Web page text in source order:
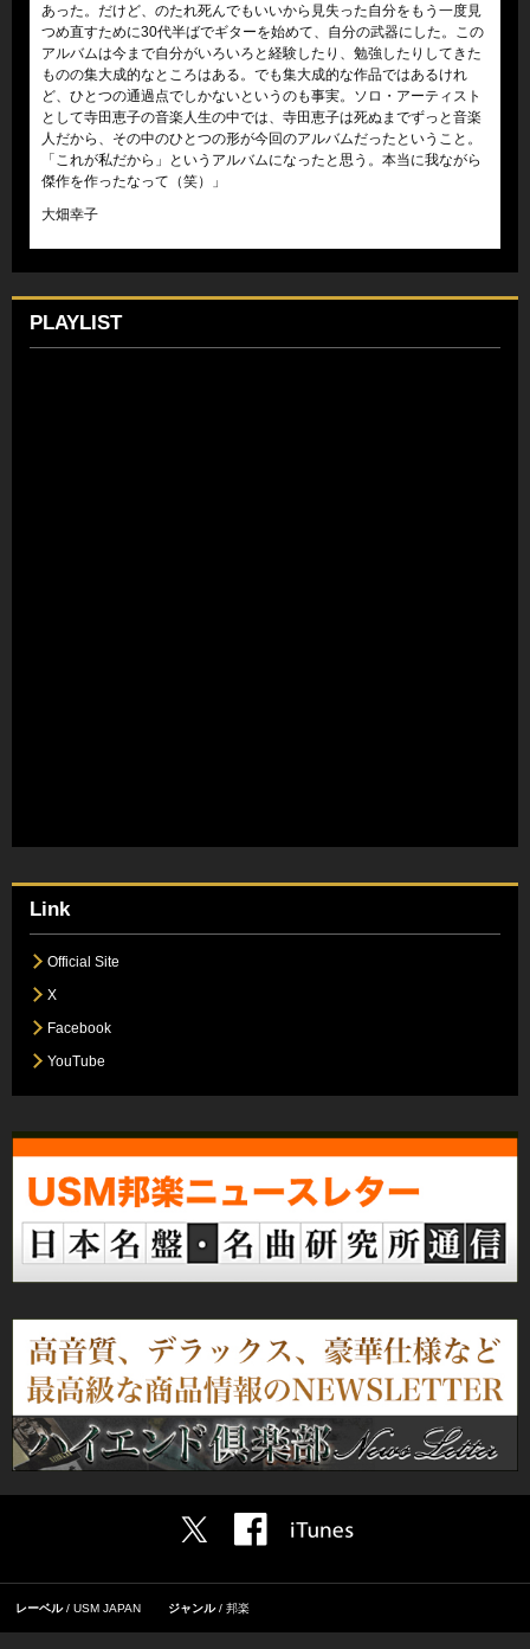
あった。だけど、のたれ死んでもいいから見失った自分をもう一度見
つめ直すために30代半ばでギターを始めて、自分の武器にした。この
アルバムは今まで自分がいろいろと経験したり、勉強したりしてきた
ものの集大成的なところはある。でも集大成的な作品ではあるけれ
ど、ひとつの通過点でしかないというのも事実。ソロ・アーティスト
として寺田恵子の音楽人生の中では、寺田恵子は死ぬまでずっと音楽
人だから、その中のひとつの形が今回のアルバムだったということ。
「これが私だから」というアルバムになったと思う。本当に我ながら
傑作を作ったなって（笑）」
大畑幸子
PLAYLIST
Link
Official Site
X
Facebook
YouTube
レーベル USM JAPAN ジャンル 邦楽